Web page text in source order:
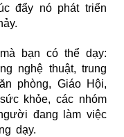
đẩy nó phát triển
bạn có thể dạy:
nghệ thuật, trung
phòng, Giáo Hội,
khỏe, các nhóm
đang làm việc
dạy.